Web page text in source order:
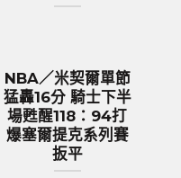
NBA／米契爾單節
猛轟16分 騎士下半
場甦醒118：94打
爆塞爾提克系列賽
扳平